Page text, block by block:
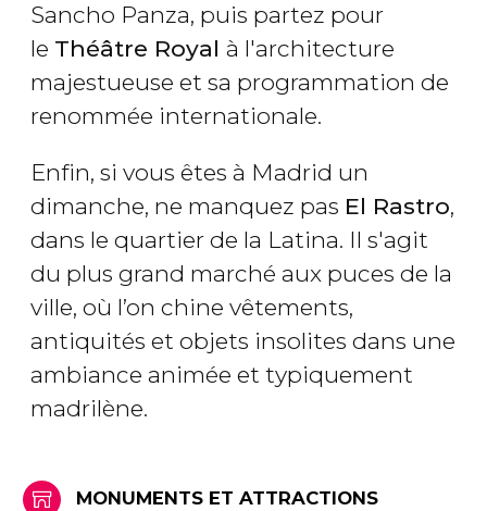
Sancho Panza, puis partez pour
le Théâtre Royal à l'architecture
majestueuse et sa programmation de
renommée internationale.
Enfin, si vous êtes à Madrid un
dimanche, ne manquez pas El Rastro,
dans le quartier de la Latina. Il s'agit
du plus grand marché aux puces de la
ville, où l’on chine vêtements,
antiquités et objets insolites dans une
ambiance animée et typiquement
madrilène.
MONUMENTS ET ATTRACTIONS